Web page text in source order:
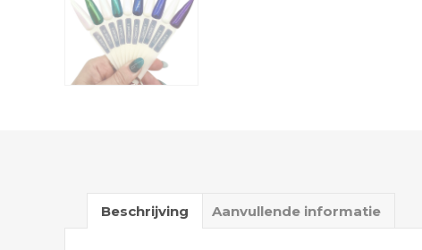
Beschrijving Aanvullende informatie